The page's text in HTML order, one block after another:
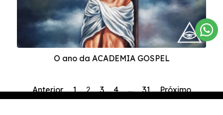
O ano da ACADEMIA GOSPEL
Anterior 1 2 3 4 … 31 Próximo